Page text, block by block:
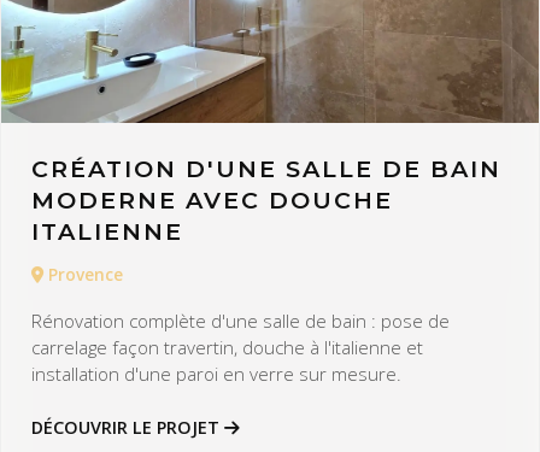
CRÉATION D'UNE SALLE DE BAIN
MODERNE AVEC DOUCHE
ITALIENNE
Provence
Rénovation complète d'une salle de bain : pose de
carrelage façon travertin, douche à l'italienne et
installation d'une paroi en verre sur mesure.
DÉCOUVRIR LE PROJET